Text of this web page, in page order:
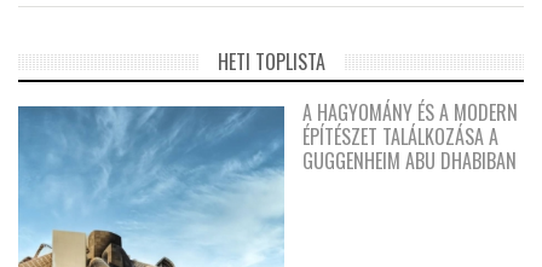
HETI TOPLISTA
A HAGYOMÁNY ÉS A MODERN
ÉPÍTÉSZET TALÁLKOZÁSA A
GUGGENHEIM ABU DHABIBAN